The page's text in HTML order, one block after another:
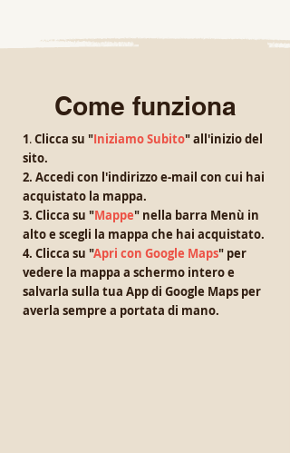
Come funziona
1.Clicca su "IniziamoSubito" all'inizio del
sito.
2. Accedi con l'indirizzo e-mail con cui hai
acquistato la mappa.
3. Clicca su "Mappe" nella barra Menù in
alto e scegli la mappa che hai acquistato.
4. Clicca su "Apri con Google Maps" per
vedere la mappa a schermo intero e
salvarla sulla tua App di Google Maps per
averla sempre a portata di mano.